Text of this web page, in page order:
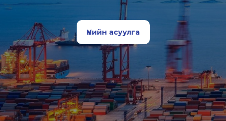
Үнийн асуулга